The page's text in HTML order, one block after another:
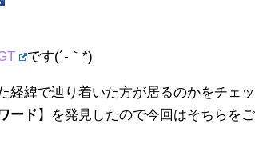
です(´-｀*)
経緯で辿り着いた方が居るのかをチェ
ード 】を発見したので今回はそちらを